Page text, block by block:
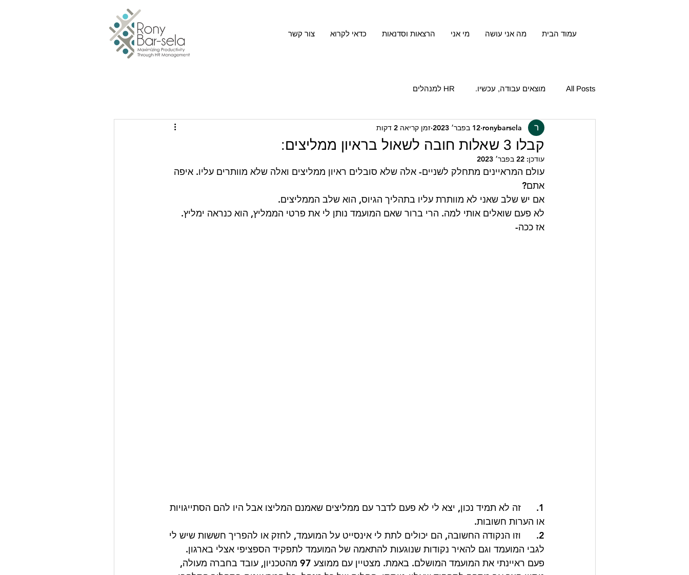
עמוד הבית מה אני עושה מי אני הרצאות וסדנאות כדאי לקרוא צור קשר
All Posts מוצאים עבודה, עכשיו. HR למנהלים
קבלו 3 שאלות חובה לשאול בראיון ממליצים:
ronybarsela 12 בפבר׳ 2023 זמן קריאה 2 דקות
עודכן: 22 בפבר׳ 2023
עולם המראיינים מתחלק לשניים- אלה שלא סובלים ראיון ממליצים ואלה שלא מוותרים עליו. איפה
אתם?
אם יש שלב שאני לא מוותרת עליו בתהליך הגיוס, הוא שלב הממליצים.
לא פעם שואלים אותי למה. הרי ברור שאם המועמד נותן לי את פרטי הממליץ, הוא כנראה ימליץ.
אז ככה-
1.      זה לא תמיד נכון, יצא לי לא פעם לדבר עם ממליצים שאמנם המליצו אבל היו להם הסתייגויות
או הערות חשובות.
2.      וזו הנקודה החשובה, הם יכולים לתת לי אינסייט על המועמד, לחזק או להפריך חששות שיש לי
לגבי המועמד וגם להאיר נקודות שנוגעות להתאמה של המועמד לתפקיד הספציפי אצלי בארגון.
פעם ראיינתי את המועמד המושלם. באמת. מצטיין עם ממוצע 97 מהטכניון, עובד בחברה מעולה,